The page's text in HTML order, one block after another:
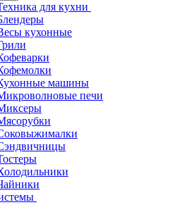
для кухни
кухонные
машины
печи